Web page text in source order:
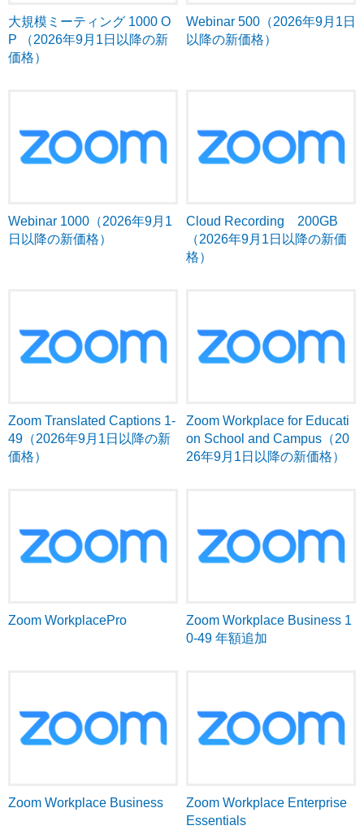
大規模ミーティング 1000 O
P （2026年9月1日以降の新
価格）
Webinar 500（2026年9月1日
以降の新価格）
Webinar 1000（2026年9月1
日以降の新価格）
Cloud Recording 200GB
（2026年9月1日以降の新価
格）
Zoom Translated Captions 1-
49（2026年9月1日以降の新
価格）
Zoom Workplace for Educati
on School and Campus（20
26年9月1日以降の新価格）
Zoom WorkplacePro
Zoom Workplace Business 1
0-49 年額追加
Zoom Workplace Business
Zoom Workplace Enterprise
Essentials